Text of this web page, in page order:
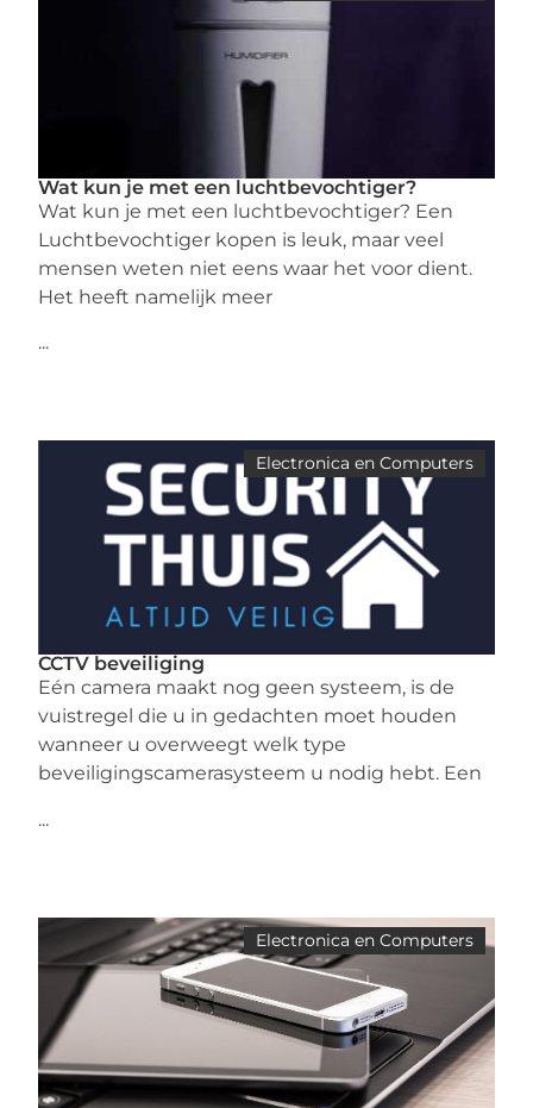
Wat kun je met een luchtbevochtiger?
Wat kun je met een luchtbevochtiger? Een
Luchtbevochtiger kopen is leuk, maar veel
mensen weten niet eens waar het voor dient.
Het heeft namelijk meer
...
Electronica en Computers
CCTV beveiliging
Eén camera maakt nog geen systeem, is de
vuistregel die u in gedachten moet houden
wanneer u overweegt welk type
beveiligingscamerasysteem u nodig hebt. Een
...
Electronica en Computers